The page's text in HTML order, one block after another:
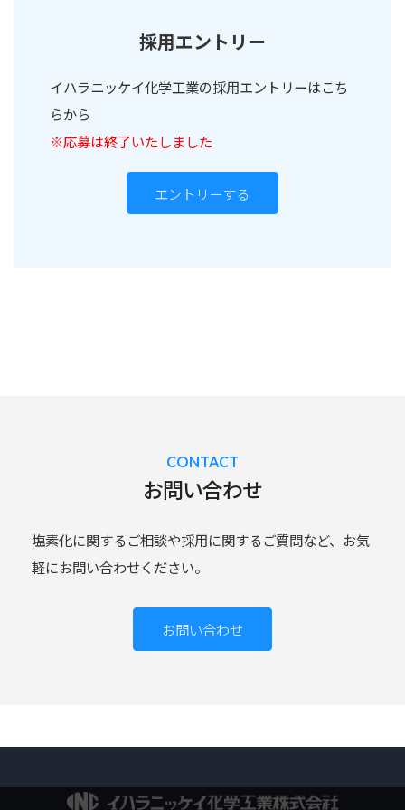
採用エントリー
イハラニッケイ化学工業の採用エントリーはこち
らから
※応募は終了いたしました
エントリーする
お問い合わせ
塩素化に関するご相談や採用に関するご質問など、お気
軽にお問い合わせください。
お問い合わせ